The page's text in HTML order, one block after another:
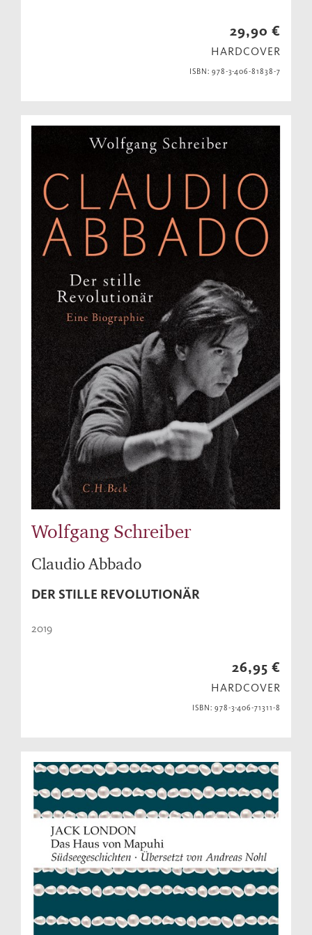
29,90 €
HARDCOVER
ISBN: 978-3-406-81838-7
Wolfgang Schreiber
Claudio Abbado
DER STILLE REVOLUTIONÄR
2019
26,95 €
HARDCOVER
ISBN: 978-3-406-71311-8